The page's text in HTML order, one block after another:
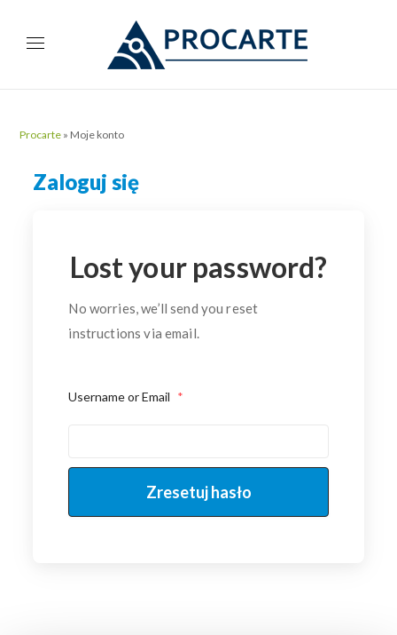
Procarte » Moje konto
Zaloguj się
Lost your password?
No worries, we’ll send you reset
instructions via email.
Username or Email *